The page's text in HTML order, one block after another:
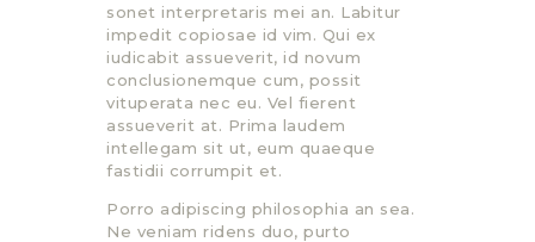
sonet interpretaris mei an. Labitur
impedit copiosae id vim. Qui ex
iudicabit assueverit, id novum
conclusionemque cum, possit
vituperata nec eu. Vel fierent
assueverit at. Prima laudem
intellegam sit ut, eum quaeque
fastidii corrumpit et.
Porro adipiscing philosophia an sea.
Ne veniam ridens duo, purto